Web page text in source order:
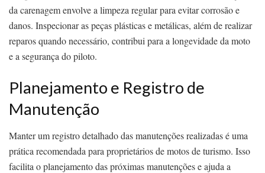
da carenagem envolve a limpeza regular para evitar corrosão e
danos. Inspecionar as peças plásticas e metálicas, além de realizar
reparos quando necessário, contribui para a longevidade da moto
e a segurança do piloto.
Planejamento e Registro de
Manutenção
Manter um registro detalhado das manutenções realizadas é uma
prática recomendada para proprietários de motos de turismo. Isso
facilita o planejamento das próximas manutenções e ajuda a